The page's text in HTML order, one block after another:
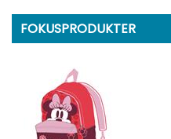
FOKUSPRODUKTER